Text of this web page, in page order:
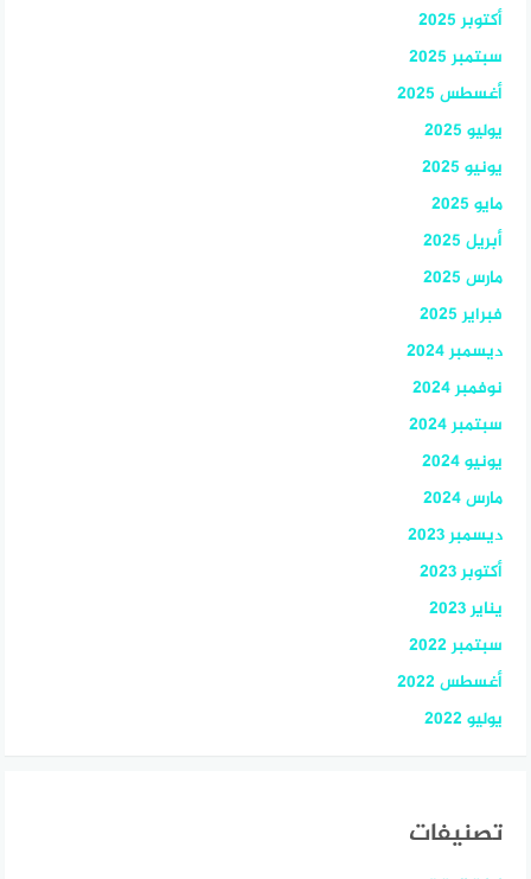
أكتوبر 2025
سبتمبر 2025
أغسطس 2025
يوليو 2025
يونيو 2025
مايو 2025
أبريل 2025
مارس 2025
فبراير 2025
ديسمبر 2024
نوفمبر 2024
سبتمبر 2024
يونيو 2024
مارس 2024
ديسمبر 2023
أكتوبر 2023
يناير 2023
سبتمبر 2022
أغسطس 2022
يوليو 2022
تصنيفات